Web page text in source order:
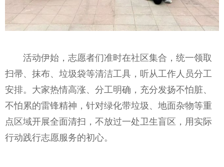
活动伊始，志愿者们准时在社区集合，统一领取
扫帚、抹布、垃圾袋等清洁工具，听从工作人员分工
安排。大家热情高涨、分工明确，充分发扬不怕脏、
不怕累的雷锋精神，针对绿化带垃圾、地面杂物等重
点区域开展全面清扫，不放过一处卫生盲区，用实际
行动践行志愿服务的初心。